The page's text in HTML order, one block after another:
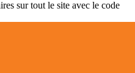
sur tout le site avec le code